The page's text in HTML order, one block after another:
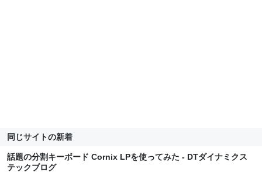
同じサイトの新着
話題の分割キーボード Cornix LPを使ってみた - DTダイナミクス
テックブログ